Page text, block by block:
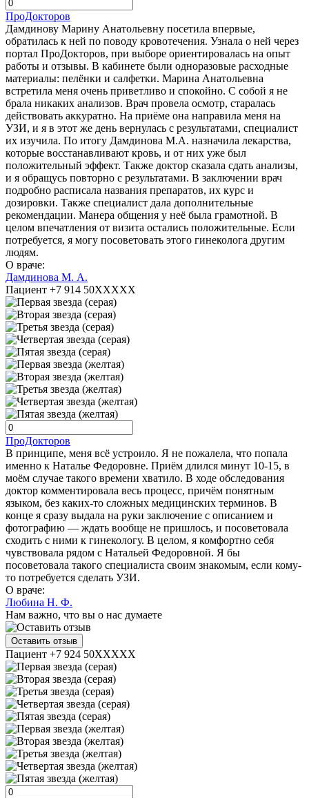
ПроДокторов
Дамдинову Марину Анатольевну посетила впервые,
обратилась к ней по поводу кровотечения. Узнала о ней через
портал ПроДокторов, при выборе ориентировалась на опыт
работы и отзывы. В кабинете были одноразовые расходные
материалы: пелёнки и салфетки. Марина Анатольевна
встретила меня очень приветливо и спокойно. С собой я не
брала никаких анализов. Врач провела осмотр, старалась
действовать аккуратно. На приёме она направила меня на
УЗИ, и я в этот же день вернулась с результатами, специалист
их изучила. По итогу Дамдинова М.А. назначила лекарства,
которые восстанавливают кровь, и от них уже был
положительный эффект. Также доктор сказала сдать анализы,
и я обращусь повторно с результатами. В заключении врач
подробно расписала названия препаратов, их курс и
дозировки. Также специалист дала дополнительные
рекомендации. Манера общения у неё была грамотной. В
целом впечатления от визита остались положительные. Если
потребуется, я могу посоветовать этого гинеколога другим
людям.
О враче:
Дамдинова М. А.
Пациент +7 914 50XXXXX
ПроДокторов
В принципе, меня всё устроило. Я не пожалела, что попала
именно к Наталье Федоровне. Приём длился минут 10-15, в
моём случае такого времени хватило. В ходе обследования
доктор комментировала весь процесс, причём понятным
языком, без каких-то сложных медицинских терминов. В
конце я сразу выдала на руки заключение с описанием и
фотографию — ждать вообще не пришлось, и посоветовала
сходить с ними к гинекологу. В целом, я комфортно себя
чувствовала рядом с Натальей Федоровной. Я бы
посоветовала такого специалиста своим знакомым, если кому-
то потребуется сделать УЗИ.
О враче:
Любина Н. Ф.
Нам важно, что вы о нас думаете
Оставить отзыв
Пациент +7 924 50XXXXX